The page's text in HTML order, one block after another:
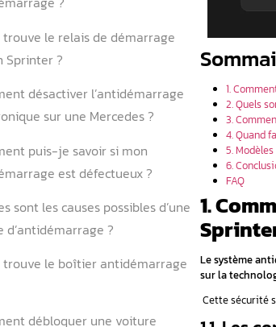
5.1. Mercedes Sprinter et gamme
utilitaire
5.2. Autres modèles Mercedes affectés
6.Conclusion
FAQ
Quels sont les symptômes d’un
antidémarrage défectueux ?
Comment résoudre un problème